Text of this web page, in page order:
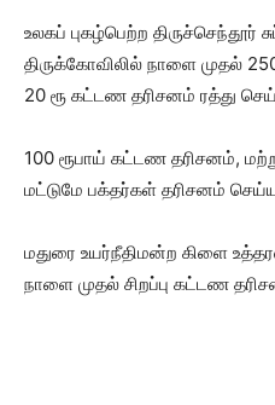
உலகப் புகழ்பெற்ற திருச்செந்தூர்
திருக்கோவிலில் நாளை முதல்
20 ரூ கட்டண தரிசனம் ரத்து
100 ரூபாய் கட்டண தரிசனம்,
மட்டுமே பக்தர்கள் தரிசனம்
மதுரை உயர்நீதிமன்ற கிளை
நாளை முதல் சிறப்பு கட்டண